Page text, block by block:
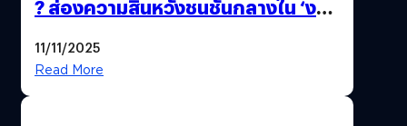
? ส่องความสิ้นหวังชนชั้นกลางใน ‘งาน
11/11/2025
Read More